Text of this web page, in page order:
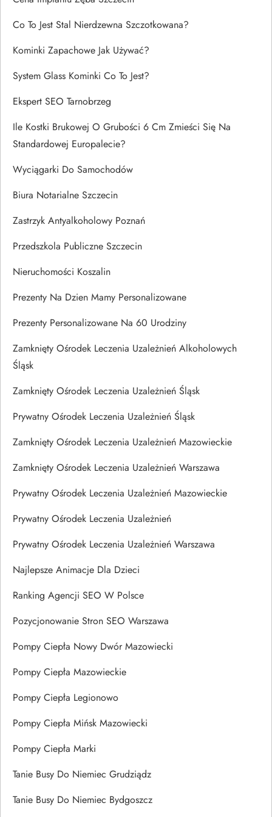
Co To Jest Stal Nierdzewna Szczotkowana?
Kominki Zapachowe Jak Używać?
System Glass Kominki Co To Jest?
Ekspert SEO Tarnobrzeg
Ile Kostki Brukowej O Grubości 6 Cm Zmieści Się Na
Standardowej Europalecie?
Wyciągarki Do Samochodów
Biura Notarialne Szczecin
Zastrzyk Antyalkoholowy Poznań
Przedszkola Publiczne Szczecin
Nieruchomości Koszalin
Prezenty Na Dzien Mamy Personalizowane
Prezenty Personalizowane Na 60 Urodziny
Zamknięty Ośrodek Leczenia Uzależnień Alkoholowych
Śląsk
Zamknięty Ośrodek Leczenia Uzależnień Śląsk
Prywatny Ośrodek Leczenia Uzależnień Śląsk
Zamknięty Ośrodek Leczenia Uzależnień Mazowieckie
Zamknięty Ośrodek Leczenia Uzależnień Warszawa
Prywatny Ośrodek Leczenia Uzależnień Mazowieckie
Prywatny Ośrodek Leczenia Uzależnień
Prywatny Ośrodek Leczenia Uzależnień Warszawa
Najlepsze Animacje Dla Dzieci
Ranking Agencji SEO W Polsce
Pozycjonowanie Stron SEO Warszawa
Pompy Ciepła Nowy Dwór Mazowiecki
Pompy Ciepła Mazowieckie
Pompy Ciepła Legionowo
Pompy Ciepła Mińsk Mazowiecki
Pompy Ciepła Marki
Tanie Busy Do Niemiec Grudziądz
Tanie Busy Do Niemiec Bydgoszcz